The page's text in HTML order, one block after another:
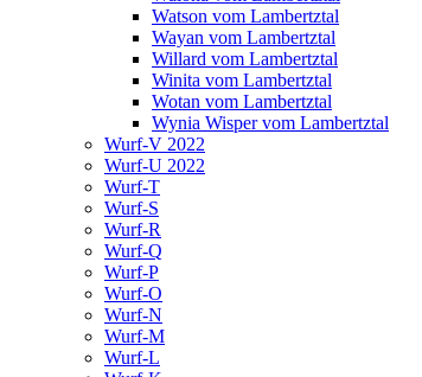
Watson vom Lambertztal
Wayan vom Lambertztal
Willard vom Lambertztal
Winita vom Lambertztal
Wotan vom Lambertztal
Wynia Wisper vom Lambertztal
Wurf-V 2022
Wurf-U 2022
Wurf-T
Wurf-S
Wurf-R
Wurf-Q
Wurf-P
Wurf-O
Wurf-N
Wurf-M
Wurf-L